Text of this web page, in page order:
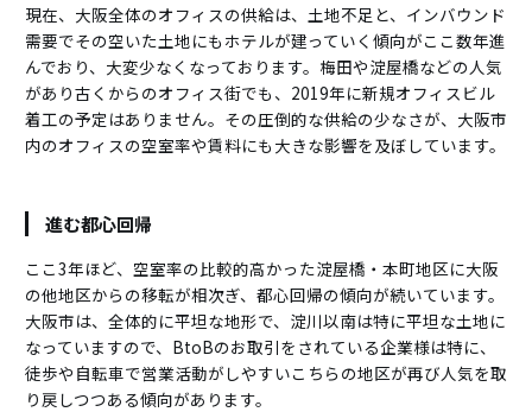
現在、大阪全体のオフィスの供給は、土地不足と、インバウンド
需要でその空いた土地にもホテルが建っていく傾向がここ数年進
んでおり、大変少なくなっております。梅田や淀屋橋などの人気
があり古くからのオフィス街でも、2019年に新規オフィスビル
着工の予定はありません。その圧倒的な供給の少なさが、大阪市
内のオフィスの空室率や賃料にも大きな影響を及ぼしています。
進む都心回帰
ここ3年ほど、空室率の比較的高かった淀屋橋・本町地区に大阪
の他地区からの移転が相次ぎ、都心回帰の傾向が続いています。
大阪市は、全体的に平坦な地形で、淀川以南は特に平坦な土地に
なっていますので、BtoBのお取引をされている企業様は特に、
徒歩や自転車で営業活動がしやすいこちらの地区が再び人気を取
り戻しつつある傾向があります。